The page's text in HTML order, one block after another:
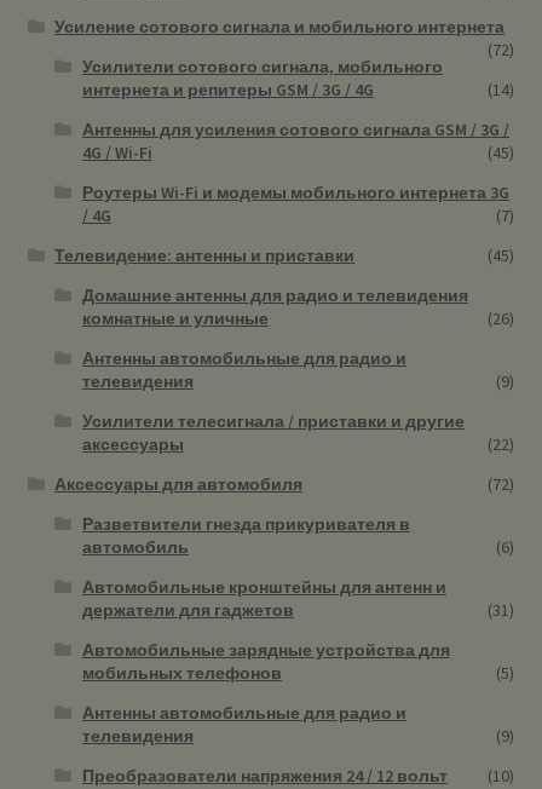
Усиление сотового сигнала и мобильного интернета
(72)
Усилители сотового сигнала, мобильного
интернета и репитеры GSM / 3G / 4G
(14)
Антенны для усиления сотового сигнала GSM / 3G /
4G / Wi-Fi
(45)
Роутеры Wi-Fi и модемы мобильного интернета 3G
/ 4G
(7)
Телевидение: антенны и приставки
(45)
Домашние антенны для радио и телевидения
комнатные и уличные
(26)
Антенны автомобильные для радио и
телевидения
(9)
Усилители телесигнала / приставки и другие
аксессуары
(22)
Аксессуары для автомобиля
(72)
Разветвители гнезда прикуривателя в
автомобиль
(6)
Автомобильные кронштейны для антенн и
держатели для гаджетов
(31)
Автомобильные зарядные устройства для
мобильных телефонов
(5)
Антенны автомобильные для радио и
телевидения
(9)
Преобразователи напряжения 24 / 12 вольт
(10)